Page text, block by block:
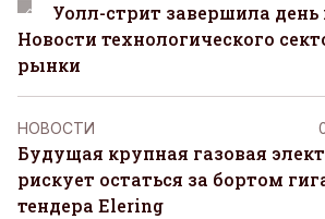
Уолл-стрит завершила день
Новости технологического
рынки
НОВОСТИ
Будущая крупная газовая
рискует остаться за бортом
тендера Elering